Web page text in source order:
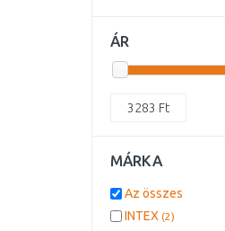
ÁR
3283 Ft
MÁRKA
Az összes
INTEX (2)